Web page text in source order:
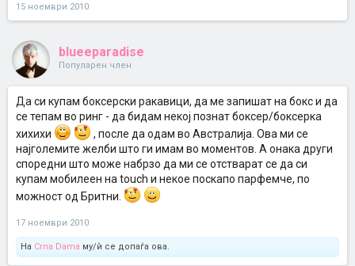
15 ноември 2010
blueeparadise
Популарен член
Да си купам боксерски ракавици, да ме запишат на бокс и да
се тепам во ринг - да бидам некој познат боксер/боксерка
хихихи
, после да одам во Австралија. Ова ми се
најголемите желби што ги имам во моментов. А онака други
споредни што може набрзо да ми се отстварат се да си
купам мобилеен на touch и некое поскапо парфемче, по
можност од Бритни.
17 ноември 2010
На Crna Dama му/ѝ се допаѓа ова.